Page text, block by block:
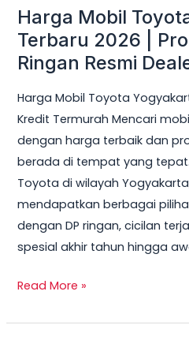
Harga Mobil
Terbaru 2026 |
Ringan Resmi
Harga Mobil Toyota
Kredit Termurah Mencari
dengan harga terbaik dan
berada di tempat yang
Toyota di wilayah
mendapatkan berbagai
dengan DP ringan, cicilan
spesial akhir tahun hingga
Harga
Mobil
Toyota
Terbaru
2026
|
Promo,
Kredit
&
DP
Ringan
Dealer
Read More »